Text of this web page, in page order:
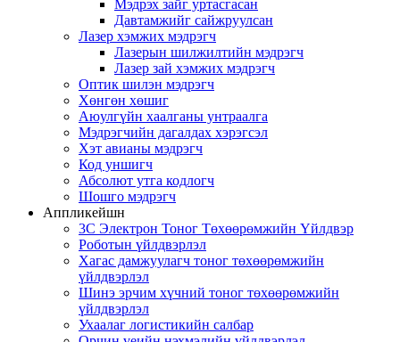
Мэдрэх зайг уртасгасан
Давтамжийг сайжруулсан
Лазер хэмжих мэдрэгч
Лазерын шилжилтийн мэдрэгч
Лазер зай хэмжих мэдрэгч
Оптик шилэн мэдрэгч
Хөнгөн хөшиг
Аюулгүйн хаалганы унтраалга
Мэдрэгчийн дагалдах хэрэгсэл
Хэт авианы мэдрэгч
Код уншигч
Абсолют утга кодлогч
Шошго мэдрэгч
Аппликейшн
3C Электрон Тоног Төхөөрөмжийн Үйлдвэр
Роботын үйлдвэрлэл
Хагас дамжуулагч тоног төхөөрөмжийн
үйлдвэрлэл
Шинэ эрчим хүчний тоног төхөөрөмжийн
үйлдвэрлэл
Ухаалаг логистикийн салбар